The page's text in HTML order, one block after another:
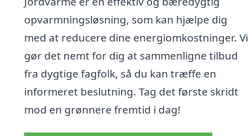
opvarmningsløsning, som kan hjælpe dig
med at reducere dine energiomkostninger. Vi
gør det nemt for dig at sammenligne tilbud
fra dygtige fagfolk, så du kan træffe en
informeret beslutning. Tag det første skridt
mod en grønnere fremtid i dag!